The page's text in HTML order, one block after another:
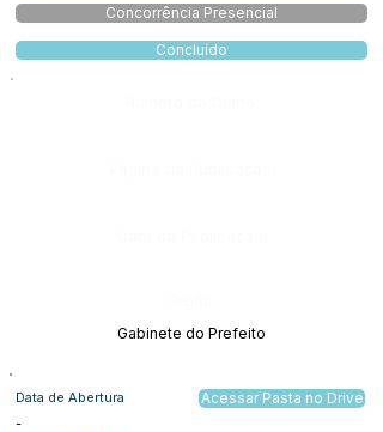
Concorrência Presencial
Concluído
Gabinete do Prefeito
Data de Abertura
-
Acessar Pasta no Drive